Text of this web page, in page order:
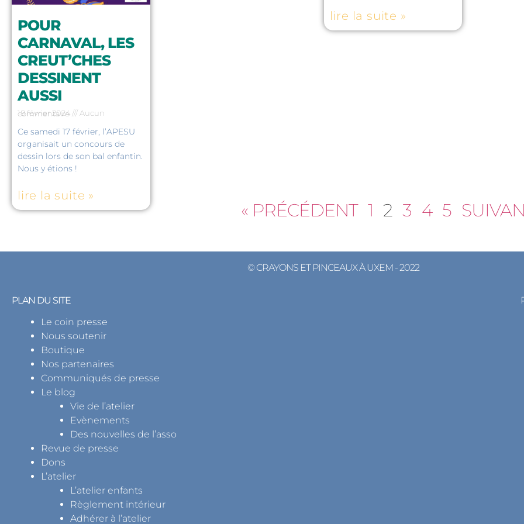
lire la suite »
POUR
CARNAVAL, LES
CREUT’CHES
DESSINENT
AUSSI
18 février 2024
Aucun commentaire
Ce samedi 17 février, l’APESU
organisait un concours de
dessin lors de son bal enfantin.
Nous y étions !
lire la suite »
« PRÉCÉDENT 1 2 3 4 5
© CRAYONS ET PINCEAUX À UXEM - 2022
PLAN DU SITE
Le coin presse
Nous soutenir
Boutique
Nos partenaires
Communiqués de presse
Le blog
Vie de l’atelier
Evènements
Des nouvelles de l’asso
Revue de presse
Dons
L’atelier
L’atelier enfants
Règlement intérieur
Adhérer à l’atelier